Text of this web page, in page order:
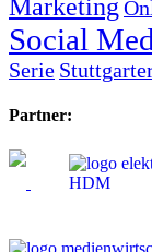
Marketing
Social
Serie
Partner: